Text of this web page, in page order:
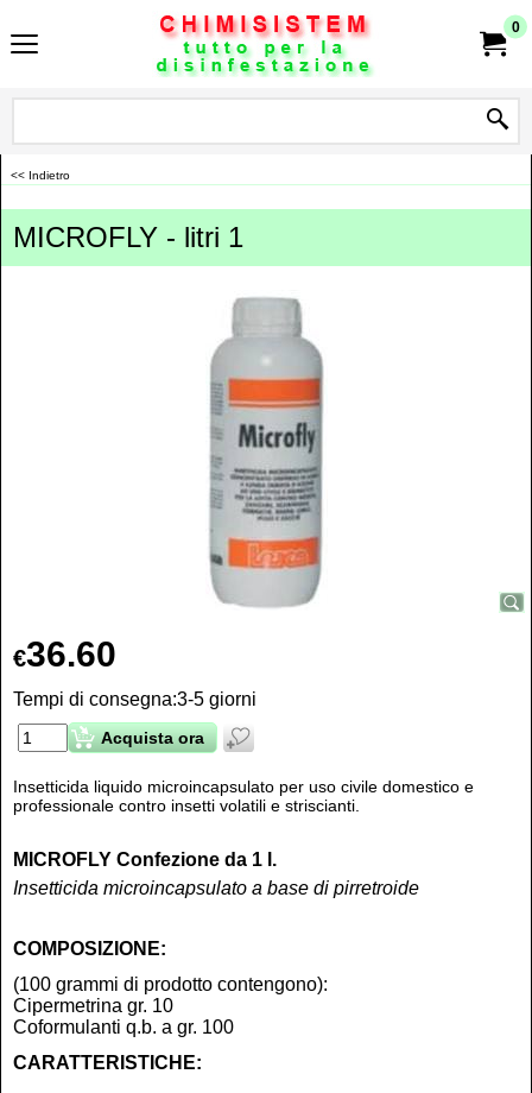
0
<< Indietro
MICROFLY - litri 1
€36.60
Tempi di consegna:3-5 giorni
Acquista ora
Insetticida liquido microincapsulato per uso civile domestico e
professionale contro insetti volatili e striscianti.
MICROFLY Confezione da 1 l.
Insetticida microincapsulato a base di pirretroide
COMPOSIZIONE:
(100 grammi di prodotto contengono):
Cipermetrina gr. 10
Coformulanti q.b. a gr. 100
CARATTERISTICHE: